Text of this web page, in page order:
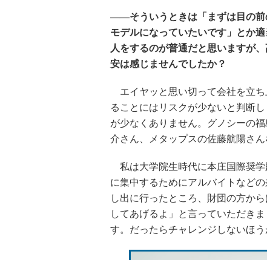
――そういうときは「まずは目の前
モデルになっていたいです」とか
人をするのが普通だと思いますが
安は感じませんでしたか？
エイヤッと思い切って会社を立
ることにはリスクが少ないと判断
が少なくありません。グノシーの
介さん、メタップスの佐藤航陽さん
私は大学院生時代に本庄国際奨
に集中するためにアルバイトなど
し出に行ったところ、財団の方か
してあげるよ」と言っていただき
す。だったらチャレンジしないほ